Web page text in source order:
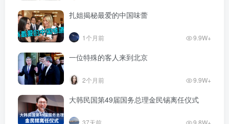
扎姐揭秘最爱的中国味蕾
1个月前 9.9W+
一位特殊的客人来到北京
2个月前 9.9W+
大韩民国第49届国务总理金民锡离任仪式
37天前 9.8W+